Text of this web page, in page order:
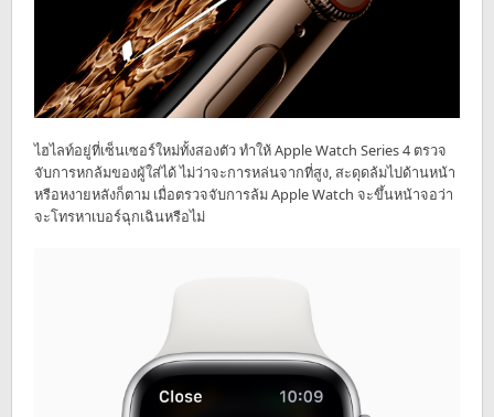
ไฮไลท์อยู่ที่เซ็นเซอร์ใหม่ทั้งสองตัว ทำให้ Apple Watch Series 4 ตรวจ
จับการหกล้มของผู้ใส่ได้ ไม่ว่าจะการหล่นจากที่สูง, สะดุดล้มไปด้านหน้า
หรือหงายหลังก็ตาม เมื่อตรวจจับการล้ม Apple Watch จะขึ้นหน้าจอว่า
จะโทรหาเบอร์ฉุกเฉินหรือไม่